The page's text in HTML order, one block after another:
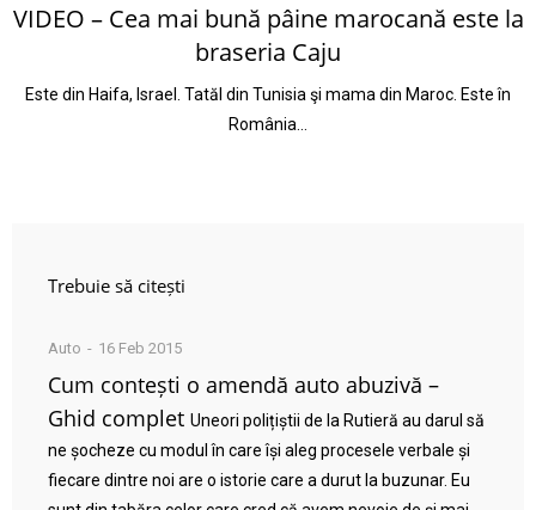
VIDEO – Cea mai bună pâine marocană este la
braseria Caju
Este din Haifa, Israel. Tatăl din Tunisia şi mama din Maroc. Este în
România…
Trebuie să citești
Auto 16 Feb 2015
Cum contești o amendă auto abuzivă –
Ghid complet Uneori polițiștii de la Rutieră au darul să
ne șocheze cu modul în care își aleg procesele verbale și
fiecare dintre noi are o istorie care a durut la buzunar. Eu